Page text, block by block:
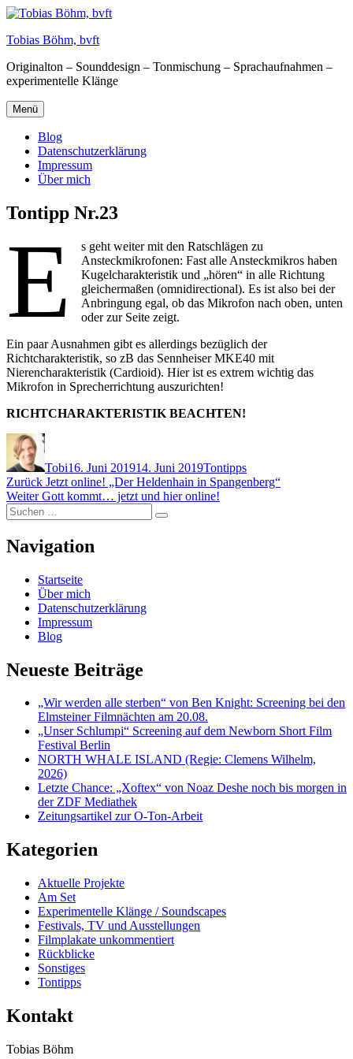
Zum
springen
Tobias Böhm, bvft
Originalton – Sounddesign – Tonmischung – Sprachaufnahmen –
experimentelle Klänge
Menü
Blog
Datenschutzerklärung
Impressum
Über mich
Tontipp Nr.23
E
s geht weiter mit den Ratschlägen zu
Ansteckmikrofonen: Fast alle Ansteckmikros haben
Kugelcharakteristik und „hören“ in alle Richtung
gleichermaßen (omnidirectional). Es ist also bei der
Anbringung egal, ob das Mikrofon nach oben, unten
oder zur Seite zeigt.
Ein paar Ausnahmen gibt es allerdings bezüglich der
Richtcharakteristik, so zB das Sennheiser MKE40 mit
Nierencharakteristik (Cardioid). Hier ist es extrem wichtig das
Mikrofon in Sprecherrichtung auszurichten!
RICHTCHARAKTERISTIK BEACHTEN!
Autor
Tobi16. Juni 201914. Juni 2019Tontipps
Beitragsnavigation
Zurück Vorheriger
Beitrag:
Jetzt online! „Der Heldenhain in Spangenberg“
Weiter Nächster
Beitrag:
Gott kommt… jetzt und hier online!
Suchen
nach:
Suchen
Navigation
Startseite
Über mich
Datenschutzerklärung
Impressum
Blog
Neueste Beiträge
„Wir werden alle sterben“ von Ben Knight: Screening bei den
Elmsteiner Filmnächten am 20.08.
„Unser Schlumpi“ Screening auf dem Newborn Short Film
Festival Berlin
NORTH WHALE ISLAND (Regie: Clemens Wilhelm,
2026)
Letzte Chance: „Xoftex“ von Noaz Deshe noch bis morgen in
der ZDF Mediathek
Zeitungsartikel zur O-Ton-Arbeit
Kategorien
Aktuelle Projekte
Am Set
Experimentelle Klänge / Soundscapes
Festivals, TV und Ausstellungen
Filmplakate unkommentiert
Rückblicke
Sonstiges
Tontipps
Kontakt
Tobias Böhm